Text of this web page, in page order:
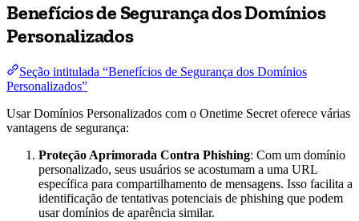
Benefícios de Segurança dos Domínios
Personalizados
Seção intitulada “Benefícios de Segurança dos Domínios
Personalizados”
Usar Domínios Personalizados com o Onetime Secret oferece várias
vantagens de segurança:
Proteção Aprimorada Contra Phishing: Com um domínio
personalizado, seus usuários se acostumam a uma URL
específica para compartilhamento de mensagens. Isso facilita a
identificação de tentativas potenciais de phishing que podem
usar domínios de aparência similar.